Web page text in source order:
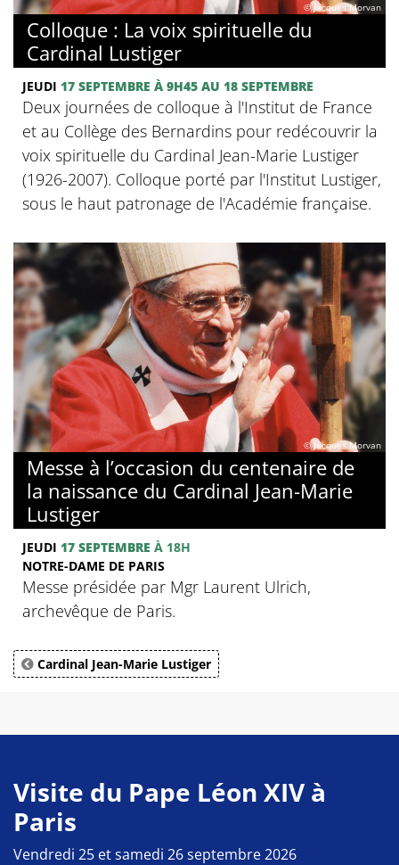
© Jacques Morvan
Colloque : La voix spirituelle du
Cardinal Lustiger
JEUDI 17 SEPTEMBRE À 9H45 AU 18 SEPTEMBRE
Deux journées de colloque à l'Institut de France
et au Collège des Bernardins pour redécouvrir la
voix spirituelle du Cardinal Jean-Marie Lustiger
(1926-2007). Colloque porté par l'Institut Lustiger,
sous le haut patronage de l'Académie française.
© Jacques Morvan
Messe à l’occasion du centenaire de
la naissance du Cardinal Jean-Marie
Lustiger
JEUDI 17 SEPTEMBRE À 18H
NOTRE-DAME DE PARIS
Messe présidée par Mgr Laurent Ulrich,
archevêque de Paris.
Cardinal Jean-Marie Lustiger
Visite du Pape Léon XIV à
Paris
Vendredi 25 et samedi 26 septembre 2026